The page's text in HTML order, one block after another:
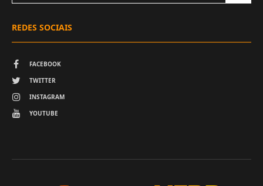
REDES SOCIAIS
FACEBOOK
TWITTER
INSTAGRAM
YOUTUBE